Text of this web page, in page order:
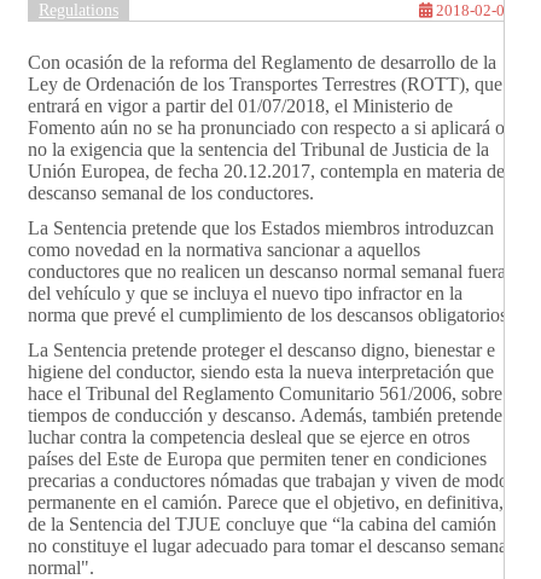
Regulations 2018-02-02
Con ocasión de la reforma del Reglamento de desarrollo de la
Ley de Ordenación de los Transportes Terrestres (ROTT), que
entrará en vigor a partir del 01/07/2018, el Ministerio de
Fomento aún no se ha pronunciado con respecto a si aplicará o
no la exigencia que la sentencia del Tribunal de Justicia de la
Unión Europea, de fecha 20.12.2017, contempla en materia de
descanso semanal de los conductores.
La Sentencia pretende que los Estados miembros introduzcan
como novedad en la normativa sancionar a aquellos
conductores que no realicen un descanso normal semanal fuera
del vehículo y que se incluya el nuevo tipo infractor en la
norma que prevé el cumplimiento de los descansos obligatorios.
La Sentencia pretende proteger el descanso digno, bienestar e
higiene del conductor, siendo esta la nueva interpretación que
hace el Tribunal del Reglamento Comunitario 561/2006, sobre
tiempos de conducción y descanso. Además, también pretende
luchar contra la competencia desleal que se ejerce en otros
países del Este de Europa que permiten tener en condiciones
precarias a conductores nómadas que trabajan y viven de modo
permanente en el camión. Parece que el objetivo, en definitiva,
de la Sentencia del TJUE concluye que “la cabina del camión
no constituye el lugar adecuado para tomar el descanso semanal
normal".